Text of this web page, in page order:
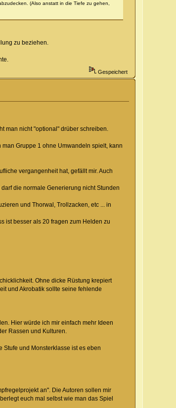
(Also anstatt in die Tiefe zu gehen,
zu beziehen.
Gespeichert
man nicht "optional" drüber schreiben.
Gruppe 1 ohne Umwandeln spielt, kann
vergangenheit hat, gefällt mir. Auch
die normale Generierung nicht Stunden
und Thorwal, Trollzacken, etc ... in
ist besser als 20 fragen zum Helden zu
Ohne dicke Rüstung krepiert
und Akrobatik sollte seine fehlende
Hier würde ich mir einfach mehr Ideen
Rassen und Kulturen.
und Monsterklasse ist es eben
an". Die Autoren sollen mir
euch mal selbst wie man das Spiel